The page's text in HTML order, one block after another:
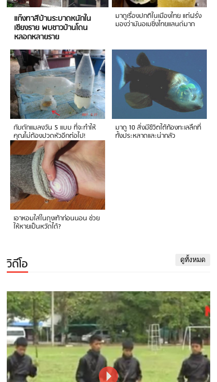
แก๊งทาสีบ้านระบาดหนักใน
เชียงราย พบชาวบ้านโดน
หลอกหลายราย
มาดูเรื่องปกติในเมืองไทย แต่ฝรั่ง
มองว่ามันอเมซิ่งไทยแลนด์มาก
กับดักแมลงวัน 5 แบบ ที่จะทำให้
คุณไม่ต้องปวดหัวอีกต่อไป!
มาดู 10 สิ่งมีชีวิตใต้ท้องทะเลลึกที่
ทั้งประหลาดและน่ากลัว
เอาหอมใส่ในถุงเท้าก่อนนอน ช่วย
ให้หายเป็นหวัดได้?
วิดีโอ ดูทั้งหมด